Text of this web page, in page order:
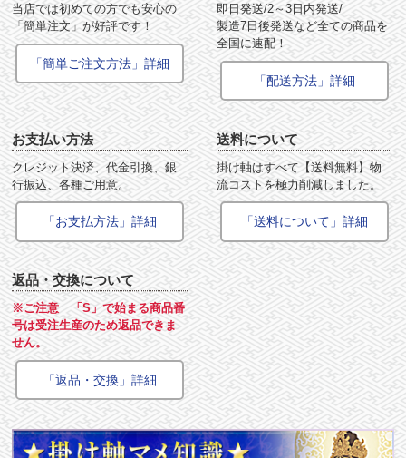
当店では初めての方でも安心の
「簡単注文」が好評です！
「簡単ご注文方法」詳細
即日発送/2～3日内発送/
製造7日後発送など全ての商品を
全国に速配！
「配送方法」詳細
お支払い方法
クレジット決済、代金引換、銀
行振込、各種ご用意。
「お支払方法」詳細
送料について
掛け軸はすべて【送料無料】物
流コストを極力削減しました。
「送料について」詳細
返品・交換について
※ご注意 「S」で始まる商品番
号は受注生産のため返品できま
せん。
「返品・交換」詳細